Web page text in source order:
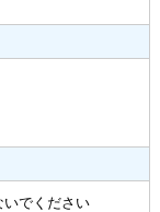
でください